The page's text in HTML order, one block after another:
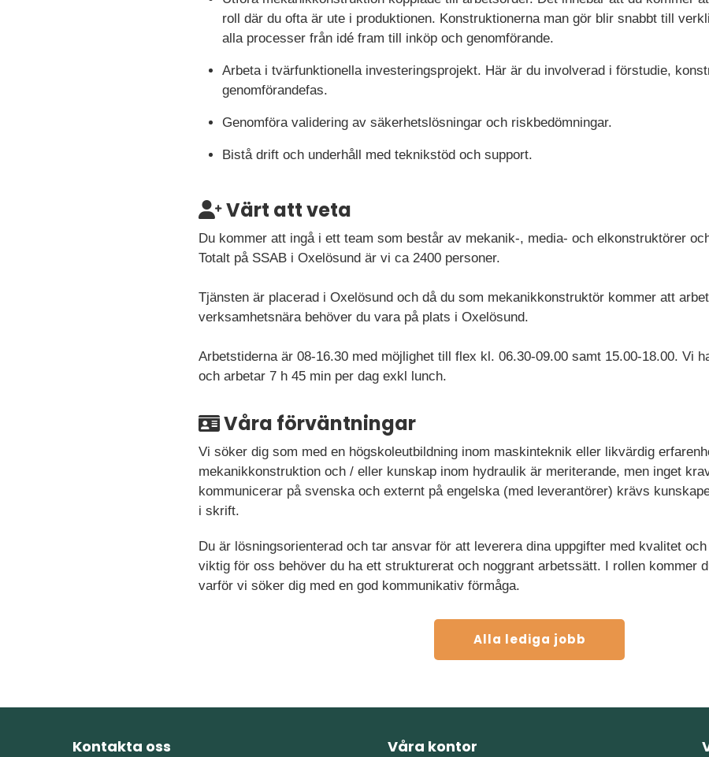
roll där du ofta är ute i produktionen. Konstruktionerna man gör blir snabbt till
alla processer från idé fram till inköp och genomförande.
Arbeta i tvärfunktionella investeringsprojekt. Här är du involverad i förstudie,
genomförandefas.
Genomföra validering av säkerhetslösningar och riskbedömningar.
Bistå drift och underhåll med teknikstöd och support.
Värt att veta
Du kommer att ingå i ett team som består av mekanik-, media- och elkonstruktörer
Totalt på SSAB i Oxelösund är vi ca 2400 personer.
Tjänsten är placerad i Oxelösund och då du som mekanikkonstruktör kommer att
verksamhetsnära behöver du vara på plats i Oxelösund.
Arbetstiderna är 08-16.30 med möjlighet till flex kl. 06.30-09.00 samt 15.00-18.00. Vi
och arbetar 7 h 45 min per dag exkl lunch.
Våra förväntningar
Vi söker dig som med en högskoleutbildning inom maskinteknik eller likvärdig
mekanikkonstruktion och / eller kunskap inom hydraulik är meriterande, men inget
kommunicerar på svenska och externt på engelska (med leverantörer) krävs
i skrift.
Du är lösningsorienterad och tar ansvar för att leverera dina uppgifter med kvalitet
viktig för oss behöver du ha ett strukturerat och noggrant arbetssätt. I rollen kommer
varför vi söker dig med en god kommunikativ förmåga.
Alla lediga jobb
Kontakta oss Våra kontor